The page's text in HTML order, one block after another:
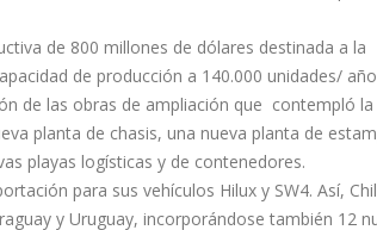
de 800 millones de dólares destinada a la
de producción a 140.000 unidades/
de las obras de ampliación que contempló la
planta de chasis, una nueva planta de
playas logísticas y de contenedores.
para sus vehículos Hilux y SW4. Así,
y Uruguay, incorporándose también 12